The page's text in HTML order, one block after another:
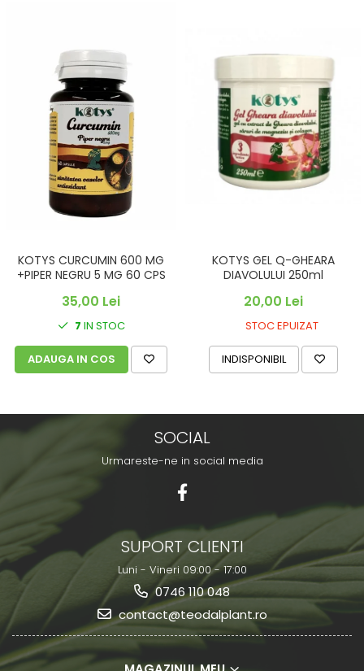
KOTYS CURCUMIN 600 MG
+PIPER NEGRU 5 MG 60 CPS
35,00 Lei
7 IN STOC
ADAUGA IN COS
KOTYS GEL Q-GHEARA
DIAVOLULUI 250ml
20,00 Lei
STOC EPUIZAT
INDISPONIBIL
SOCIAL
Urmareste-ne in social media
SUPORT CLIENTI
Luni - Vineri 09:00 - 17:00
0746 110 048
contact@teodalplant.ro